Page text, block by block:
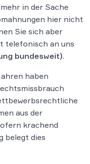
in der Sache
hier nicht
Sie sich aber
telefonisch an uns
bundesweit).
haben
aus der
krachend
belegt dies